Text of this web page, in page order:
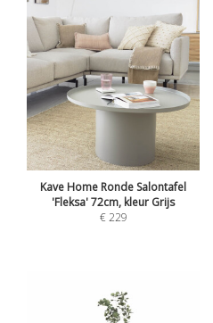
Kave Home Ronde Salontafel
'Fleksa' 72cm, kleur Grijs
€229